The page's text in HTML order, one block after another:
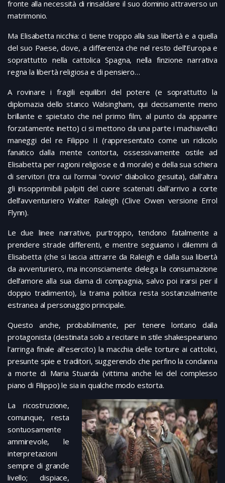
fronte alla necessità di rinsaldare il suo dominio attraverso un
matrimonio.
Ma Elisabetta nicchia: ci tiene troppo alla sua libertà e a quella
del suo Paese, dove, a differenza che nel resto dell’Europa e
soprattutto nella cattolica Spagna, nella finzione narrativa
regna la libertà religiosa e di pensiero…
A rovinare i fragili equilibri del potere (e soprattutto la
diplomazia dello stanco Walsingham, qui decisamente meno
brillante e spietato che nel primo film, al punto da apparire
forzatamente inetto) ci si mettono da una parte i machiavellici
maneggi del re Filippo II (rappresentato come un ridicolo
fanatico dalla mente contorta, ossessivamente ostile ad
Elisabetta per ragioni religiose e di morale) e della sua schiera
di servitori (tra cui l’ormai “ovvio” diabolico gesuita), dall’altra
gli insopprimibili palpiti del cuore scatenati dall’arrivo a corte
dell’avventuriero Walter Raleigh (Clive Owen versione Errol
Flynn).
Le due linee narrative, purtroppo, tendono fatalmente a
prendere strade differenti, e mentre seguiamo i dilemmi di
Elisabetta (che si lascia attrarre da Raleigh e dalla sua libertà
da avventuriero, ma inconsciamente delega la consumazione
dell’amore alla sua dama di compagnia, salvo poi irarsi per il
doppio tradimento), la trama politica resta sostanzialmente
estranea al personaggio principale.
Questo anche, probabilmente, per tenere lontano dalla
protagonista (destinata solo a recitare in stile shakespeariano
l’arringa finale all’esercito) la macchia delle torture ai cattolici,
presunte spie e traditori, suggerendo che perfino la condanna
a morte di Maria Stuarda (vittima anche lei del complesso
piano di Filippo) le sia in qualche modo estorta.
La ricostruzione,
comunque, resta
sontuosamente
ammirevole, le
interpretazioni
sempre di grande
livello; dispiace,